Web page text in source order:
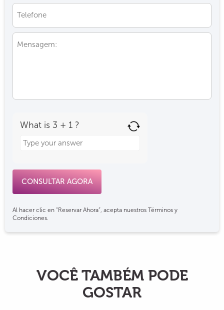
What is 3 + 1 ?
for
Al hacer clic en “Reservar Ahora”, acepta nuestros Términos y
Condiciones.
VOCÊ TAMBÉM PODE
GOSTAR